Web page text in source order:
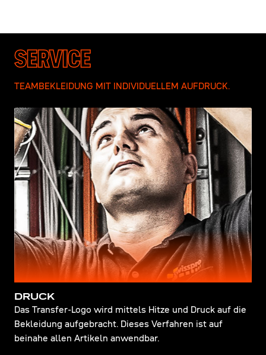
SERVICE
TEAMBEKLEIDUNG MIT INDIVIDUELLEM AUFDRUCK.
DRUCK
Das Transfer-Logo wird mittels Hitze und Druck auf die
Bekleidung aufgebracht. Dieses Verfahren ist auf
beinahe allen Artikeln anwendbar.